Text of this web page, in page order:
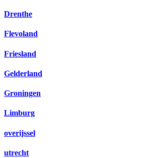
Drenthe
Flevoland
Friesland
Gelderland
Groningen
Limburg
overijssel
utrecht